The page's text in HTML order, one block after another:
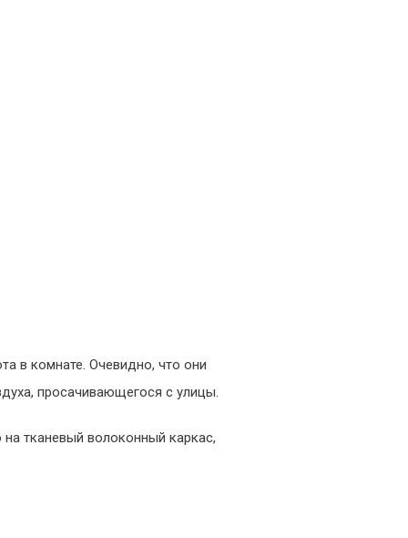
в комнате. Очевидно, что они
просачивающегося с улицы.
тканевый волоконный каркас,